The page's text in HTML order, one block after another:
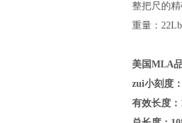
整把尺的精
重量：
美国MLA
zui小刻度
有效长度：